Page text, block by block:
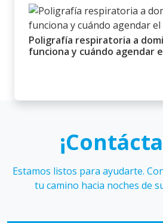
Poligrafía respiratoria a
funciona y cuándo agendar
Estamos listos para ayudarte.
tu camino hacia noches de